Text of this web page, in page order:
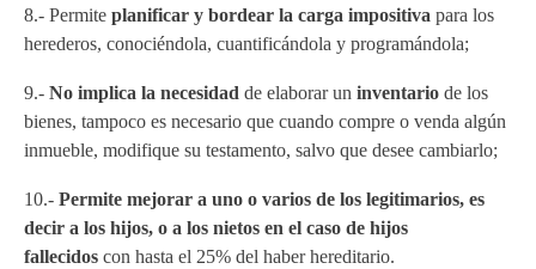
8.- Permite planificar y bordear la carga impositiva para los
herederos, conociéndola, cuantificándola y programándola;
9.- No implica la necesidad de elaborar un inventario de los
bienes, tampoco es necesario que cuando compre o venda algún
inmueble, modifique su testamento, salvo que desee cambiarlo;
10.- Permite mejorar a uno o varios de los legitimarios, es
decir a los hijos, o a los nietos en el caso de hijos
fallecidos con hasta el 25% del haber hereditario.